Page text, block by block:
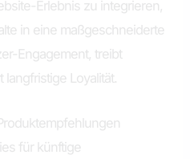
Erlebnis zu integrieren,
in eine maßgeschneiderte
Engagement, treibt
Loyalität.
für künftige